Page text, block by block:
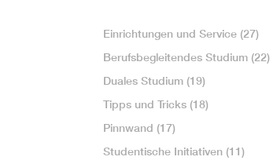
Einrichtungen und Service (27)
Berufsbegleitendes Studium (22)
Duales Studium (19)
Tipps und Tricks (18)
Pinnwand (17)
Studentische Initiativen (11)